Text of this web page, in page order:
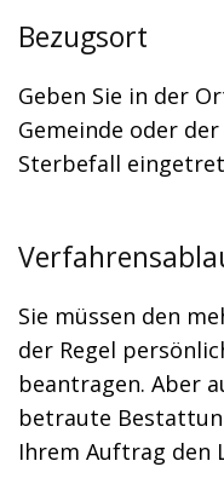
Bezugsort
Geben Sie in der
Gemeinde oder
Sterbefall
Sie müssen den
der Regel
beantragen. Aber
betraute
Ihrem Auftrag den